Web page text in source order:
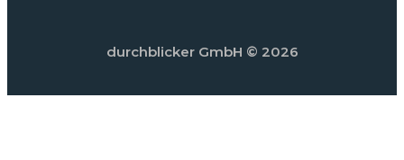
durchblicker GmbH © 2026